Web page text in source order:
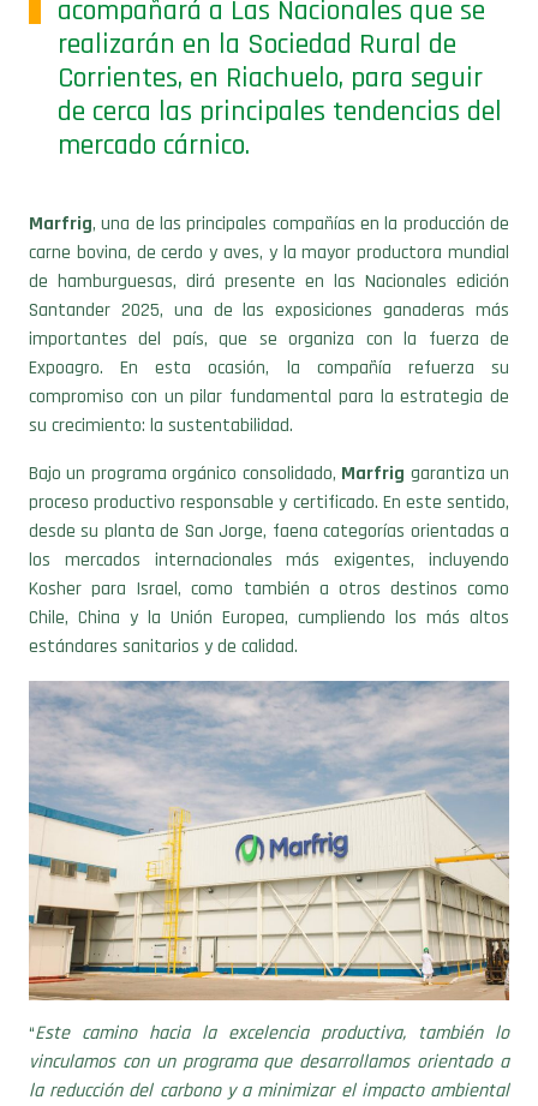
acompañará a Las Nacionales que se
realizarán en la Sociedad Rural de
Corrientes, en Riachuelo, para seguir
de cerca las principales tendencias del
mercado cárnico.
Marfrig, una de las principales compañías en la producción de
carne bovina, de cerdo y aves, y la mayor productora mundial
de hamburguesas, dirá presente en las Nacionales edición
Santander 2025, una de las exposiciones ganaderas más
importantes del país, que se organiza con la fuerza de
Expoagro. En esta ocasión, la compañía refuerza su
compromiso con un pilar fundamental para la estrategia de
su crecimiento: la sustentabilidad.
Bajo un programa orgánico consolidado, Marfrig garantiza un
proceso productivo responsable y certificado. En este sentido,
desde su planta de San Jorge, faena categorías orientadas a
los mercados internacionales más exigentes, incluyendo
Kosher para Israel, como también a otros destinos como
Chile, China y la Unión Europea, cumpliendo los más altos
estándares sanitarios y de calidad.
“Este camino hacia la excelencia productiva, también lo
vinculamos con un programa que desarrollamos orientado a
la reducción del carbono y a minimizar el impacto ambiental